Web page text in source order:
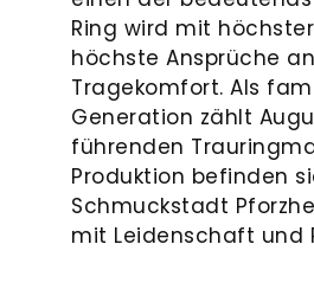
Ring wird mit
höchste Ansprüche
Tragekomfort. Als
Generation zählt
führenden
Produktion befinden
Schmuckstadt
mit Leidenschaft und